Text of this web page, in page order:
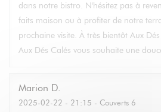
dans notre bistro. N'hésitez pas à
faits maison ou à profiter de notre
prochaine visite. À très bientôt Aux
Aux Dés Calés vous souhaite une
Marion D
2025-02-22 - 21:15 - Couverts 6